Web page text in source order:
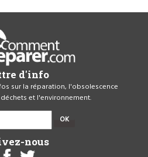
d'info
sur la réparation, l'obsolescence
et l'environnement.
OK
nous